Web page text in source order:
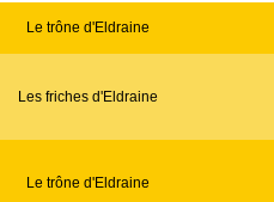
Le trône d'Eldraine
Les friches d'Eldraine
Le trône d'Eldraine